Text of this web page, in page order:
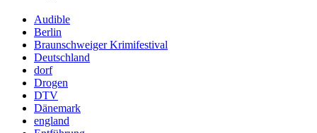
Audible
Berlin
Braunschweiger Krimifestival
Deutschland
dorf
Drogen
DTV
Dänemark
england